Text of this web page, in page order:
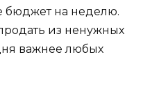
бюджет на неделю.
из ненужных
важнее любых